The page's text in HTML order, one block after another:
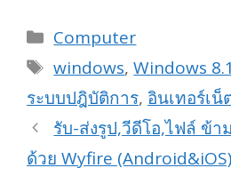
Categories
Computer
Tags
windows,Windows 8.1
ระบบปฎิบัติการ, อินเทอร์เน็
รับ-ส่งรูป,วีดีโอ,ไฟล์ ข้า
ด้วย Wyfire (Android&iOS)